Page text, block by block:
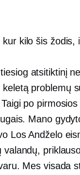
kur kilo šis
atsitiktinį
keletą problemų
po
Mano
Los Andželo
valandų,
Mes visada